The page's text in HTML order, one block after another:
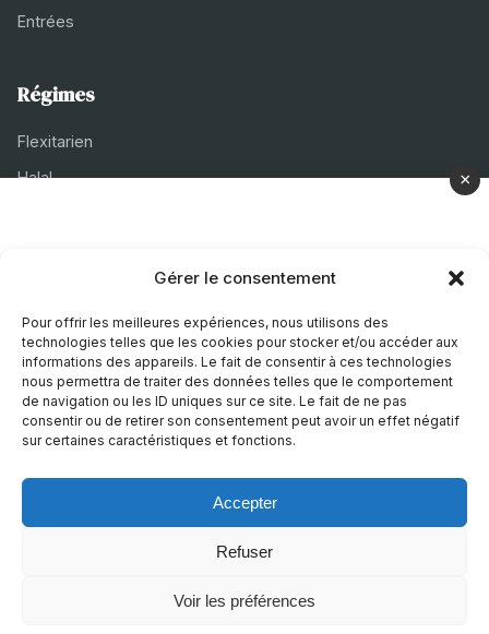
Gérer le consentement
Pour offrir les meilleures expériences, nous utilisons des
technologies telles que les cookies pour stocker et/ou accéder aux
informations des appareils. Le fait de consentir à ces technologies
nous permettra de traiter des données telles que le comportement
de navigation ou les ID uniques sur ce site. Le fait de ne pas
consentir ou de retirer son consentement peut avoir un effet négatif
sur certaines caractéristiques et fonctions.
Accepter
Refuser
Voir les préférences
Entrées
Régimes
Flexitarien
Halal
À propos
Mentions légales
Politique de confidentialité
Politique de cookies
×